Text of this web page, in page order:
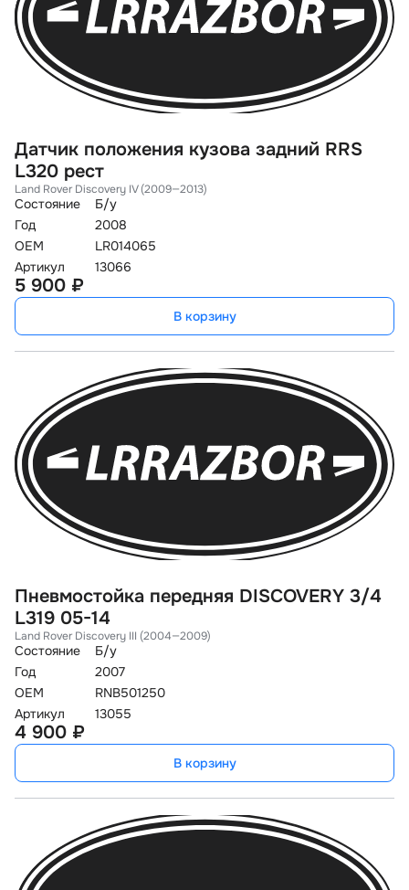
Датчик положения кузова задний RRS
L320 рест
Land Rover Discovery IV (2009—2013)
Состояние
Б/у
Год
2008
OEM
LR014065
Артикул
13066
5 900 ₽
В корзину
Пневмостойка передняя DISCOVERY 3/4
L319 05-14
Land Rover Discovery III (2004—2009)
Состояние
Б/у
Год
2007
OEM
RNB501250
Артикул
13055
4 900 ₽
В корзину